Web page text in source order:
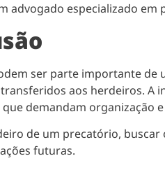
advogado especializado
ser parte importante de
aos herdeiros. A
demandam organização
de um precatório,
futuras.